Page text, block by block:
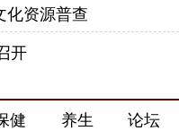
化资源普查
开
健 养生
论坛